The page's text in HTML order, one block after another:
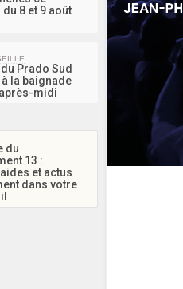
8 et 9 août
Prado Sud
la baignade
midi
du
13 :
et actus
dans votre